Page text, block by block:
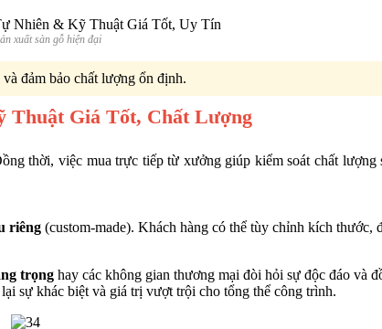
xuất sàn gỗ hiện đại
đảm bảo chất lượng ổn định.
Thuật Giá Tốt, Chất Lượng
thời, việc mua trực tiếp từ xưởng giúp kiểm soát chất lượng
riêng (custom-made). Khách hàng có thể tùy chỉnh kích thước,
trọng hay các không gian thương mại đòi hỏi sự độc đáo và
sự khác biệt và giá trị vượt trội cho tổng thể công trình.